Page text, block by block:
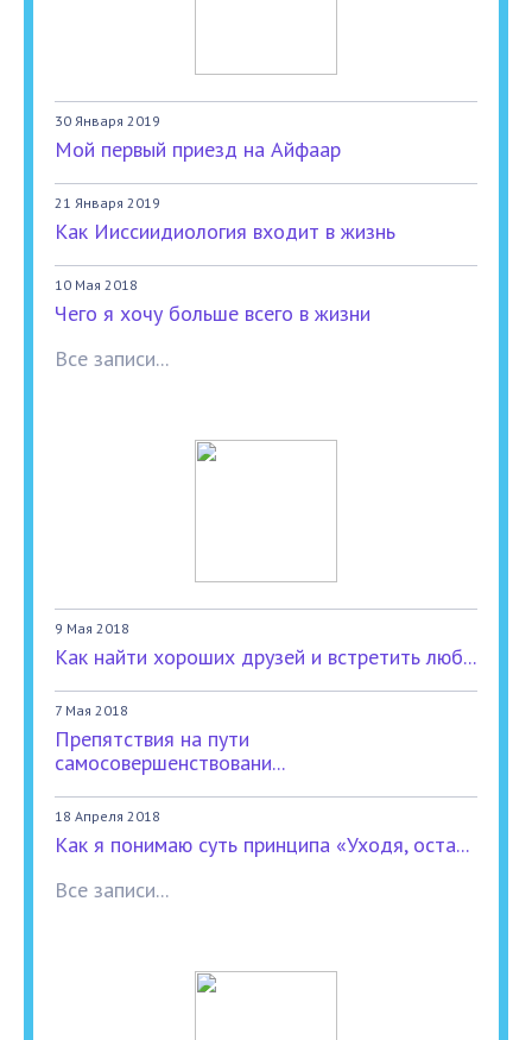
30 Января 2019
Мой первый приезд на Айфаар
21 Января 2019
Как Ииссиидиология входит в жизнь
10 Мая 2018
Чего я хочу больше всего в жизни
Все записи...
9 Мая 2018
Как найти хороших друзей и встретить люб...
7 Мая 2018
Препятствия на пути
самосовершенствовани...
18 Апреля 2018
Как я понимаю суть принципа «Уходя, оста...
Все записи...